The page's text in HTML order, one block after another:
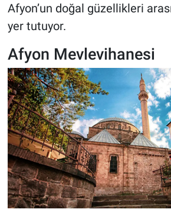
Afyon’un doğal güzellikleri
yer tutuyor.
Afyon Mevlevihanesi